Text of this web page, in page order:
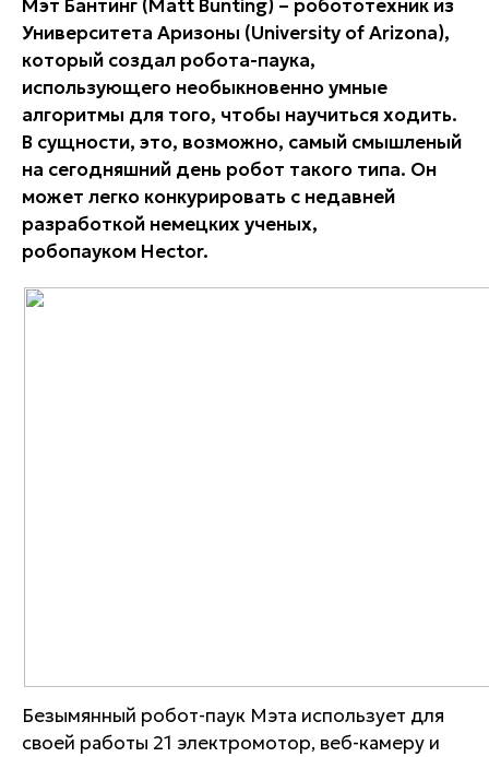
Мэт Бантинг (Matt Bunting) – робототехник из
Университета Аризоны (University of Arizona),
который создал робота-паука,
использующего необыкновенно умные
алгоритмы для того, чтобы научиться ходить.
В сущности, это, возможно, самый смышленый
на сегодняшний день робот такого типа. Он
может легко конкурировать с недавней
разработкой немецких ученых,
робопауком Hector.
Безымянный робот-паук Мэта использует для
своей работы 21 электромотор, веб-камеру и